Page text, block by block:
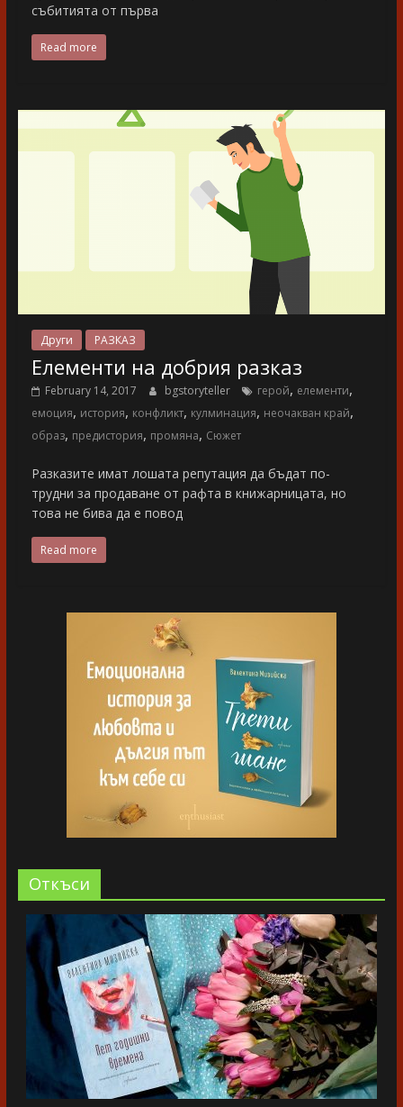
събитията от първа
Read more
Други РАЗКАЗ
Елементи на добрия разказ
February 14, 2017 bgstoryteller герой, елементи,
емоция, история, конфликт, кулминация, неочакван край,
образ, предистория, промяна, Сюжет
Разказите имат лошата репутация да бъдат по-
трудни за продаване от рафта в книжарницата, но
това не бива да е повод
Read more
Oткъси